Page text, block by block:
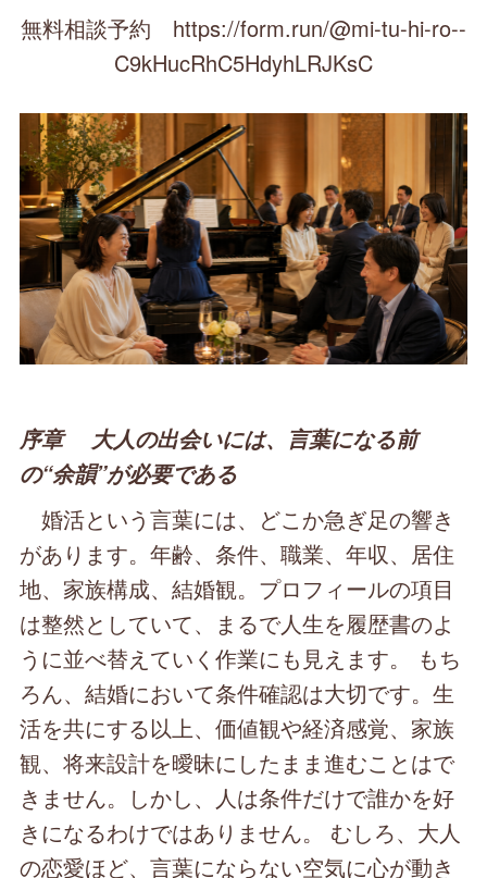
無料相談予約 https://form.run/@mi-tu-hi-ro--
C9kHucRhC5HdyhLRJKsC
序章 大人の出会いには、言葉になる前
の“余韻”が必要である
婚活という言葉には、どこか急ぎ足の響き
があります。年齢、条件、職業、年収、居住
地、家族構成、結婚観。プロフィールの項目
は整然としていて、まるで人生を履歴書のよ
うに並べ替えていく作業にも見えます。 もち
ろん、結婚において条件確認は大切です。生
活を共にする以上、価値観や経済感覚、家族
観、将来設計を曖昧にしたまま進むことはで
きません。しかし、人は条件だけで誰かを好
きになるわけではありません。 むしろ、大人
の恋愛ほど、言葉にならない空気に心が動き